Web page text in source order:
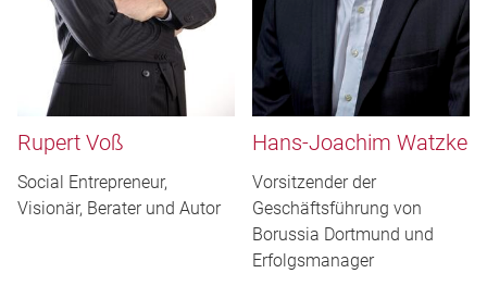
Rupert Voß
Social Entrepreneur,
Visionär, Berater und Autor
Hans-Joachim Watzke
Vorsitzender der
Geschäftsführung von
Borussia Dortmund und
Erfolgsmanager